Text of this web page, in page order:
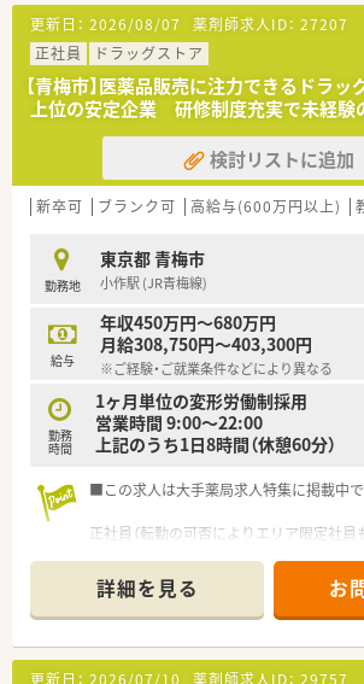
更新日： 2026/08/07 薬剤師求人ID： 27207
正社員
ドラッグストア
【青梅市】医薬品販売に注力できるドラ
上位の安定企業 研修制度充実で未経験
検討リストに追加
新卒可 ブランク可 高給与(600万円以上)
勤務地
東京都 青梅市
小作駅 (JR青梅線)
給与
年収450万円～680万円
月給308,750円～403,300円
※ご経験・ご就業条件などにより異なる
勤務
時間
1ヶ月単位の変形労働制採用
営業時間 9:00～22:00
上記のうち1日8時間（休憩60分）
■この求人は大手薬局求人特集に掲載中
正社員（転勤の可否によりエリア限定社員
いただけます♪
詳細を見る お
更新日： 2026/07/10 薬剤師求人ID： 29757